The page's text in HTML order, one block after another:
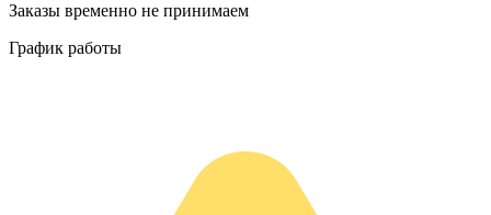
Заказы временно не принимаем
График работы